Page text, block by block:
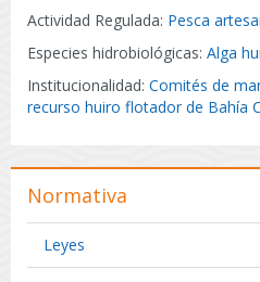
Actividad Regulada: Pesca
Especies hidrobiológicas: Alga
Institucionalidad: Comités de
recurso huiro flotador de Bahía
Normativa
Leyes